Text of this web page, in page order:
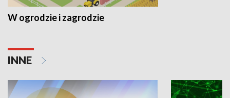
W ogrodzie i zagrodzie
INNE